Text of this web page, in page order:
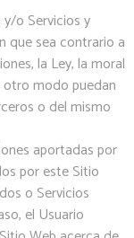
o Servicios y
que sea contrario a
la Ley, la moral
modo puedan
o del mismo
aportadas por
por este Sitio
o Servicios
el Usuario